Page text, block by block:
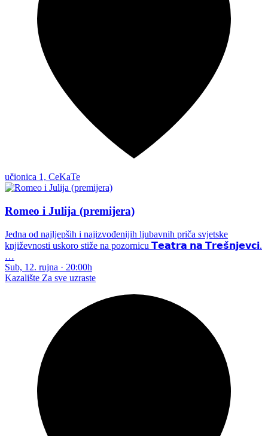
učionica 1, CeKaTe
Romeo i Julija (premijera)
Jedna od najljepših i najizvođenijih ljubavnih priča svjetske
književnosti uskoro stiže na pozornicu 𝗧𝗲𝗮𝘁𝗿𝗮 𝗻𝗮 𝗧𝗿𝗲𝘀̌𝗻𝗷𝗲𝘃𝗰𝗶.
…
Sub, 12. rujna · 20:00h
Kazalište Za sve uzraste